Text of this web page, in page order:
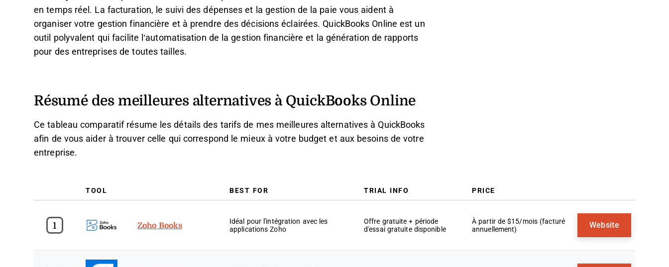
en temps réel. La facturation, le suivi des dépenses et la gestion de la paie vous aident à
organiser votre gestion financière et à prendre des décisions éclairées. QuickBooks Online est un
outil polyvalent qui facilite l’automatisation de la gestion financière et la génération de rapports
pour des entreprises de toutes tailles.
Résumé des meilleures alternatives à QuickBooks Online
Ce tableau comparatif résume les détails des tarifs de mes meilleures alternatives à QuickBooks
afin de vous aider à trouver celle qui correspond le mieux à votre budget et aux besoins de votre
entreprise.
TOOL BEST FOR TRIAL INFO PRICE
1 Zoho Books
Idéal pour l'intégration avec les
applications Zoho
Offre gratuite + période
d'essai gratuite disponible
À partir de $15/mois (facturé
annuellement)
Website